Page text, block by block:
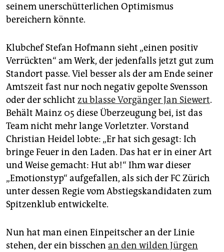
seinem unerschütterlichen Optimismus
bereichern könnte.
Klubchef Stefan Hofmann sieht „einen positiv
Verrückten“ am Werk, der jedenfalls jetzt gut zum
Standort passe. Viel besser als der am Ende seiner
Amtszeit fast nur noch negativ gepolte Svensson
oder der schlicht zu blasse Vorgänger Jan Siewert.
Behält Mainz 05 diese Überzeugung bei, ist das
Team nicht mehr lange Vorletzter. Vorstand
Christian Heidel lobte: „Er hat sich gesagt: Ich
bringe Feuer in den Laden. Das hat er in einer Art
und Weise gemacht: Hut ab!“ Ihm war dieser
„Emotionstyp“ aufgefallen, als sich der FC Zürich
unter dessen Regie vom Abstiegskandidaten zum
Spitzenklub entwickelte.
Nun hat man einen Einpeitscher an der Linie
stehen, der ein bisschen an den wilden Jürgen